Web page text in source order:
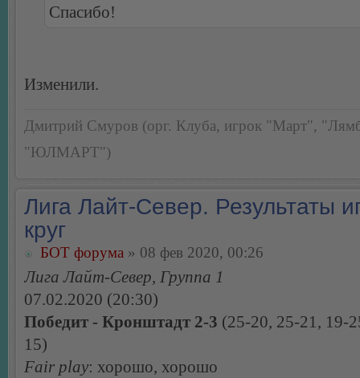
Спасибо!
Изменили.
Дмитрий Смуров (орг. Клуба, игрок "Март",
"ЮЛМАРТ")
Лига Лайт-Север. Результаты
круг
БОТ форума » 08 фев 2020, 00:26
Лига Лайт-Север, Группа 1
07.02.2020 (20:30)
Победит - Кронштадт 2-3 (25-20, 25-21, 19-
15)
Fair play: хорошо, хорошо